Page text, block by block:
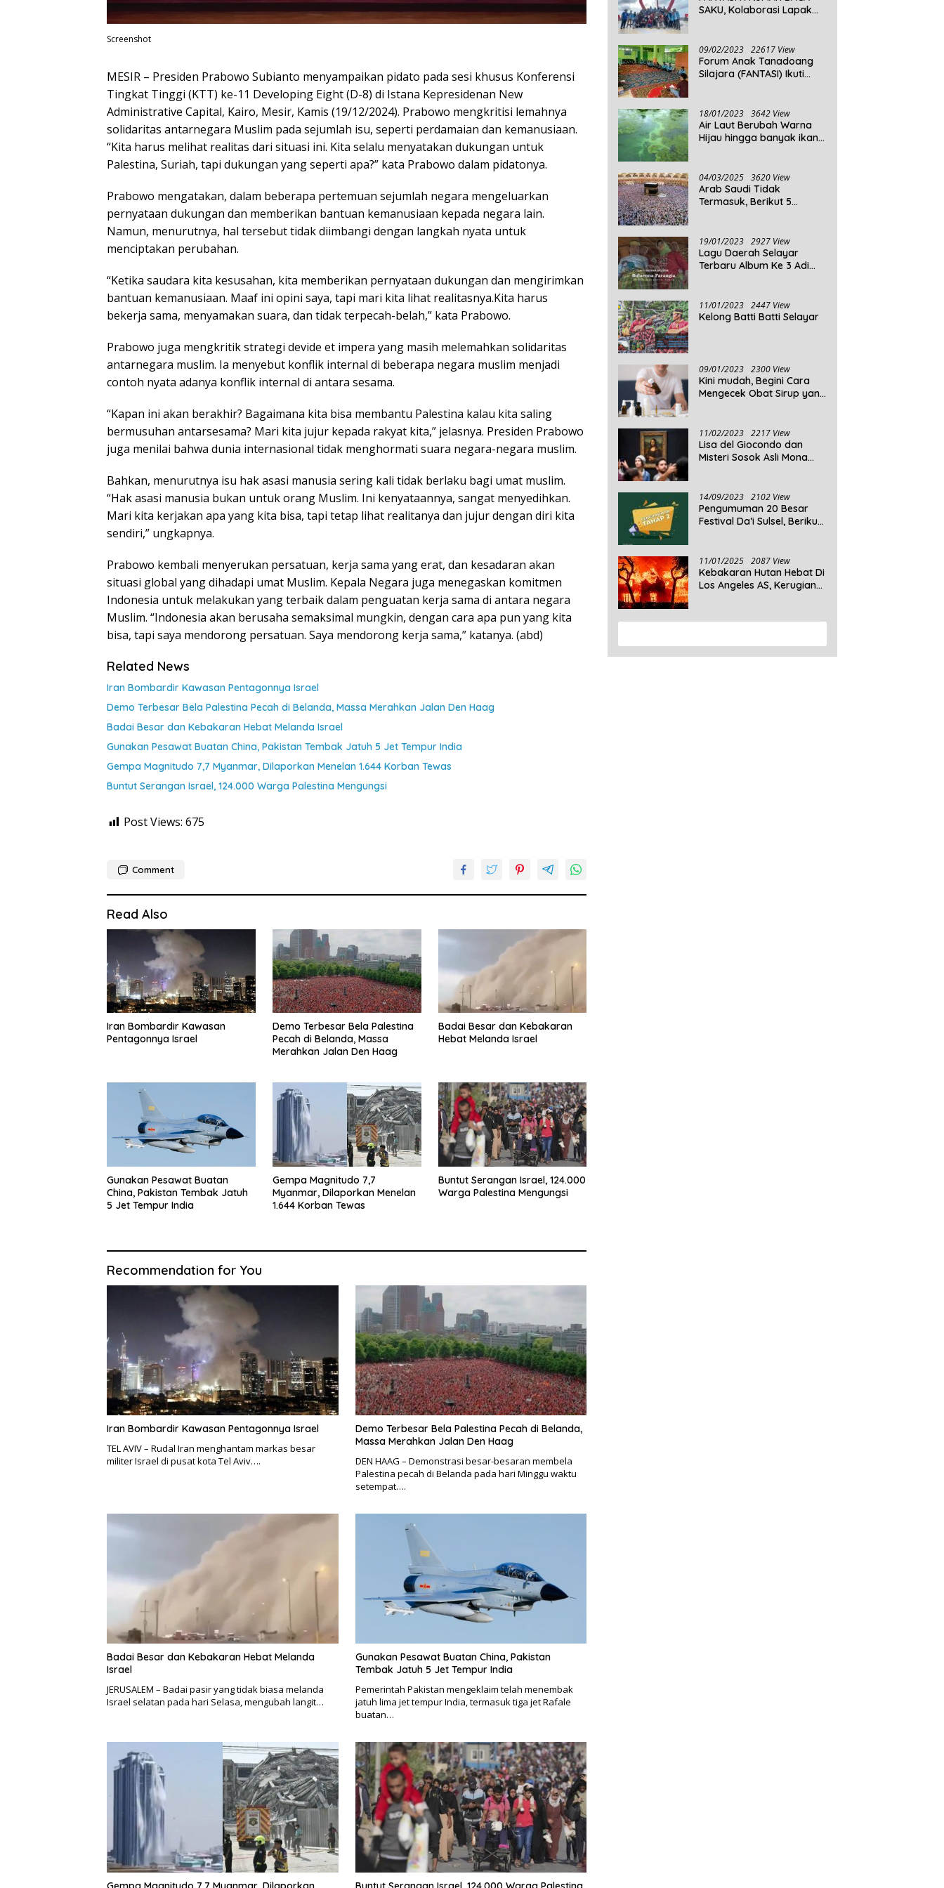
Screenshot
MESIR – Presiden Prabowo Subianto menyampaikan pidato pada sesi khusus Konferensi
Tingkat Tinggi (KTT) ke-11 Developing Eight (D-8) di Istana Kepresidenan New
Administrative Capital, Kairo, Mesir, Kamis (19/12/2024). Prabowo mengkritisi lemahnya
solidaritas antarnegara Muslim pada sejumlah isu, seperti perdamaian dan kemanusiaan.
“Kita harus melihat realitas dari situasi ini. Kita selalu menyatakan dukungan untuk
Palestina, Suriah, tapi dukungan yang seperti apa?” kata Prabowo dalam pidatonya.
Prabowo mengatakan, dalam beberapa pertemuan sejumlah negara mengeluarkan
pernyataan dukungan dan memberikan bantuan kemanusiaan kepada negara lain.
Namun, menurutnya, hal tersebut tidak diimbangi dengan langkah nyata untuk
menciptakan perubahan.
“Ketika saudara kita kesusahan, kita memberikan pernyataan dukungan dan mengirimkan
bantuan kemanusiaan. Maaf ini opini saya, tapi mari kita lihat realitasnya.Kita harus
bekerja sama, menyamakan suara, dan tidak terpecah-belah,” kata Prabowo.
Prabowo juga mengkritik strategi devide et impera yang masih melemahkan solidaritas
antarnegara muslim. Ia menyebut konflik internal di beberapa negara muslim menjadi
contoh nyata adanya konflik internal di antara sesama.
“Kapan ini akan berakhir? Bagaimana kita bisa membantu Palestina kalau kita saling
bermusuhan antarsesama? Mari kita jujur kepada rakyat kita,” jelasnya. Presiden Prabowo
juga menilai bahwa dunia internasional tidak menghormati suara negara-negara muslim.
Bahkan, menurutnya isu hak asasi manusia sering kali tidak berlaku bagi umat muslim.
“Hak asasi manusia bukan untuk orang Muslim. Ini kenyataannya, sangat menyedihkan.
Mari kita kerjakan apa yang kita bisa, tapi tetap lihat realitanya dan jujur dengan diri kita
sendiri,” ungkapnya.
Prabowo kembali menyerukan persatuan, kerja sama yang erat, dan kesadaran akan
situasi global yang dihadapi umat Muslim. Kepala Negara juga menegaskan komitmen
Indonesia untuk melakukan yang terbaik dalam penguatan kerja sama di antara negara
Muslim. “Indonesia akan berusaha semaksimal mungkin, dengan cara apa pun yang kita
bisa, tapi saya mendorong persatuan. Saya mendorong kerja sama,” katanya. (abd)
Related News
Iran Bombardir Kawasan Pentagonnya Israel
Demo Terbesar Bela Palestina Pecah di Belanda, Massa Merahkan Jalan Den Haag
Badai Besar dan Kebakaran Hebat Melanda Israel
Gunakan Pesawat Buatan China, Pakistan Tembak Jatuh 5 Jet Tempur India
Gempa Magnitudo 7,7 Myanmar, Dilaporkan Menelan 1.644 Korban Tewas
Buntut Serangan Israel, 124.000 Warga Palestina Mengungsi
Post Views: 675
Comment
Read Also
Iran Bombardir Kawasan
Pentagonnya Israel
Demo Terbesar Bela Palestina
Pecah di Belanda, Massa
Merahkan Jalan Den Haag
Badai Besar dan Kebakaran
Hebat Melanda Israel
Gunakan Pesawat Buatan
China, Pakistan Tembak Jatuh
5 Jet Tempur India
Gempa Magnitudo 7,7
Myanmar, Dilaporkan Menelan
1.644 Korban Tewas
Buntut Serangan Israel, 124.000
Warga Palestina Mengungsi
Recommendation for You
Iran Bombardir Kawasan Pentagonnya Israel
TEL AVIV – Rudal Iran menghantam markas besar
militer Israel di pusat kota Tel Aviv….
Demo Terbesar Bela Palestina Pecah di Belanda,
Massa Merahkan Jalan Den Haag
DEN HAAG – Demonstrasi besar-besaran membela
Palestina pecah di Belanda pada hari Minggu waktu
setempat….
Badai Besar dan Kebakaran Hebat Melanda
Israel
JERUSALEM – Badai pasir yang tidak biasa melanda
Israel selatan pada hari Selasa, mengubah langit…
Gunakan Pesawat Buatan China, Pakistan
Tembak Jatuh 5 Jet Tempur India
Pemerintah Pakistan mengeklaim telah menembak
jatuh lima jet tempur India, termasuk tiga jet Rafale
buatan…
SAKU, Kolaborasi Lapak
09/02/2023 22617 View
Forum Anak Tanadoang
Silajara (FANTASI) Ikuti
18/01/2023 3642 View
Air Laut Berubah Warna
Hijau hingga banyak ikan
04/03/2025 3620 View
Arab Saudi Tidak
Termasuk, Berikut 5
Dunia Tahun 2025
19/01/2023 2927 View
Lagu Daerah Selayar
Terbaru Album Ke 3 Adi
11/01/2023 2447 View
Kelong Batti Batti Selayar
09/01/2023 2300 View
Kini mudah, Begini Cara
Mengecek Obat Sirup yang
Aman Untuk Dikonsumsi
11/02/2023 2217 View
Lisa del Giocondo dan
Misteri Sosok Asli Mona
14/09/2023 2102 View
Pengumuman 20 Besar
Festival Da’i Sulsel, Berikut
11/01/2025 2087 View
Kebakaran Hutan Hebat Di
Los Angeles AS, Kerugian